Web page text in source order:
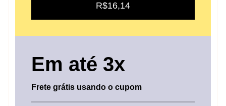
R$16,14
Em até 3x
Frete grátis usando o cupom